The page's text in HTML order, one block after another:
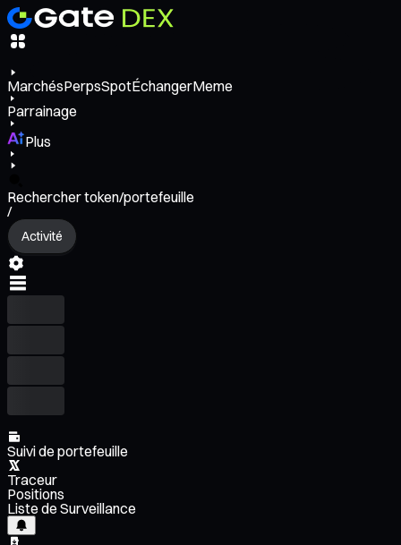
MarchésPerpsSpotÉchangerMeme
Parrainage
Plus
Rechercher token/portefeuille
/
Activité
Suivi de portefeuille
Traceur
Positions
Liste de Surveillance